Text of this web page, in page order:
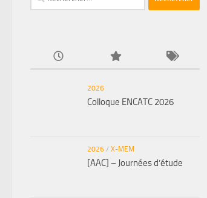
2026
Colloque ENCATC 2026
2026 / X-MEM
[AAC] – Journées d’étude